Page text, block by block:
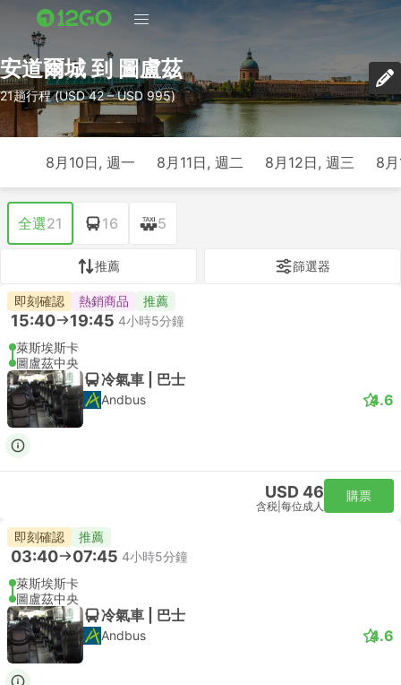
安道爾城 到 圖盧茲
21趟行程 (USD 42 – USD 995)
8月10日, 週一 8月11日, 週二 8月12日, 週三 8
全選21 16 5
推薦 篩選器
即刻確認 熱銷商品 推薦
15:40 19:45 4小時5分鐘
萊斯埃斯卡
圖盧茲中央
冷氣車 | 巴士
Andbus 4.6
USD 46
含税 每位成人
購票
即刻確認 推薦
03:40 07:45 4小時5分鐘
萊斯埃斯卡
圖盧茲中央
冷氣車 | 巴士
Andbus 4.6